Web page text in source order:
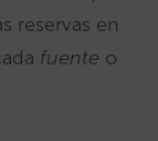
reservas en
fuente o